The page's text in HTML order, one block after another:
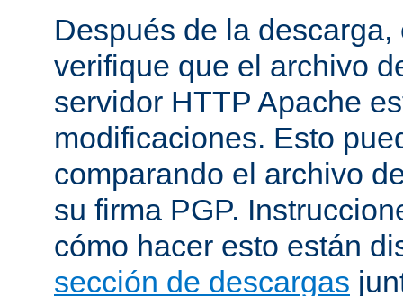
Después de la
verifique que el archivo
servidor HTTP Apache
modificaciones. Esto
comparando el archivo
su firma PGP.
cómo hacer esto están
sección de descargas